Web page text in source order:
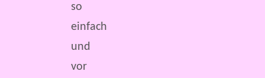
so
einfach
und
vor